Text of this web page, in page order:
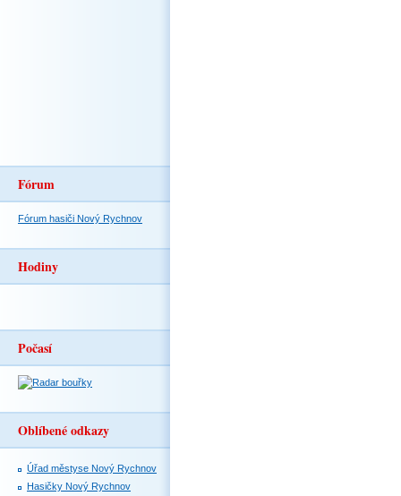
Fórum
Fórum hasiči Nový Rychnov
Hodiny
Počasí
Oblíbené odkazy
Úřad městyse Nový Rychnov
Hasičky Nový Rychnov